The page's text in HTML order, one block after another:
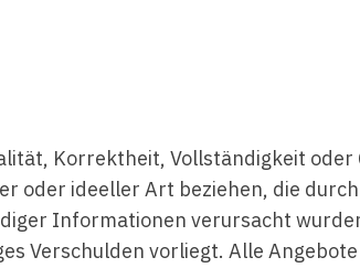
Korrektheit, Vollständigkeit
oder ideeller Art beziehen, die
Informationen verursacht
Verschulden vorliegt. Alle